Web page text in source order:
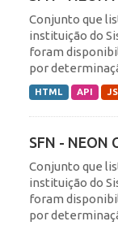
Conjunto que
instituição do
foram
por
HTML API
SFN - NEON
Conjunto que
instituição do
foram
por